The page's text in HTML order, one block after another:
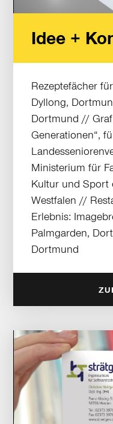
Idee +
Rezeptefächer
Dyllong,
Dortmund //
Generationen“,
Ministerium für
Kultur und Sport
Westfalen //
Erlebnis:
Palmgarden,
Dortmund